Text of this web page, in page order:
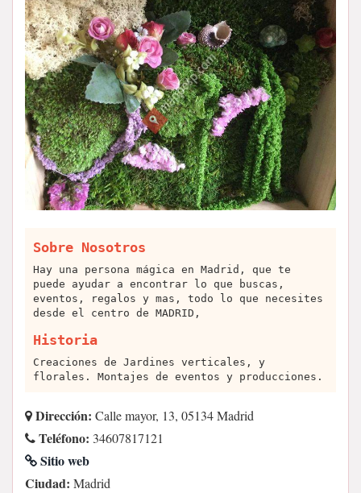
Sobre Nosotros
Hay una persona mágica en Madrid, que te
puede ayudar a encontrar lo que buscas,
eventos, regalos y mas, todo lo que necesites
desde el centro de MADRID,
Historia
Creaciones de Jardines verticales, y
florales. Montajes de eventos y producciones.
Dirección: Calle mayor, 13, 05134 Madrid
Teléfono: 34607817121
Sitio web
Ciudad: Madrid